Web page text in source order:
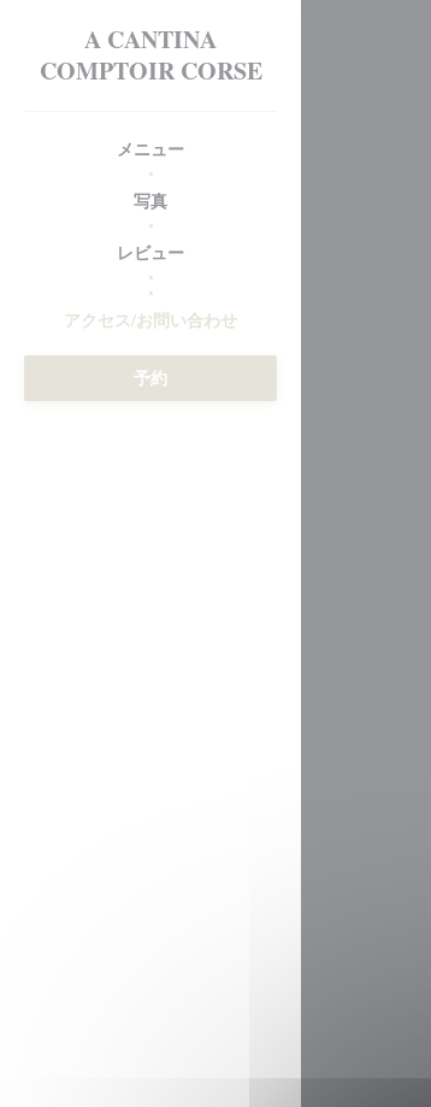
A CANTINA
COMPTOIR CORSE
メニュー
写真
レビュー
((新しいウィンドウで開きます))
アクセス/お問い合わせ
予約